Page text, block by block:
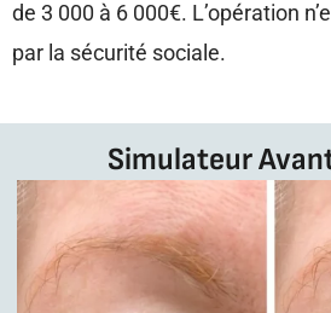
de 3 000 à 6 000€. L’opération
par la sécurité sociale.
Simulateur